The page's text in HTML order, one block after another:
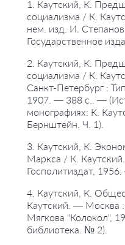
1. Каутский, К.
социализма / К.
нем. изд. И.
Государственное
2. Каутский, К.
социализма / К.
Санкт-Петербург :
1907. — 388 с.. —
монографиях: К.
Бернштейн. Ч. 1).
3. Каутский, К.
Маркса / К.
Госполитиздат,
4. Каутский, К.
Каутский. — Москва :
Мягкова "Колокол",
библиотека. № 2).